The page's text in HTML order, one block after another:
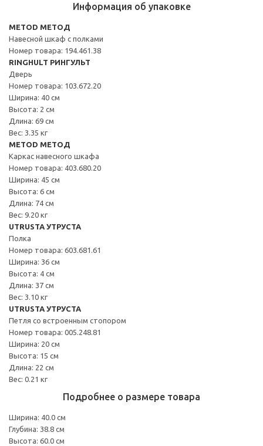
Информация об упаковке
METOD МЕТОД
Навесной шкаф с полками
Номер товара: 194.461.38
RINGHULT РИНГУЛЬТ
Дверь
Номер товара: 103.672.20
Ширина: 40 см
Высота: 2 см
Длина: 69 см
Вес: 3.35 кг
METOD МЕТОД
Каркас навесного шкафа
Номер товара: 403.680.20
Ширина: 45 см
Высота: 6 см
Длина: 74 см
Вес: 9.20 кг
UTRUSTA УТРУСТА
Полка
Номер товара: 603.681.61
Ширина: 36 см
Высота: 4 см
Длина: 37 см
Вес: 3.10 кг
UTRUSTA УТРУСТА
Петля со встроенным стопором
Номер товара: 005.248.81
Ширина: 20 см
Высота: 15 см
Длина: 22 см
Вес: 0.21 кг
Подробнее о размере товара
Ширина: 40.0 см
Глубина: 38.8 см
Высота: 60.0 см